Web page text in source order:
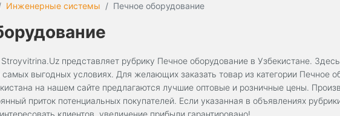
Инженерные системы Печное оборудование
представляет рубрику Печное оборудование в Узбекистане.
выгодных условиях. Для желающих заказать товар из категории Печное
на нашем сайте предлагаются лучшие оптовые и розничные цены.
приток потенциальных покупателей. Если указанная в объявлениях
клиентов, увеличение прибыли гарантировано!